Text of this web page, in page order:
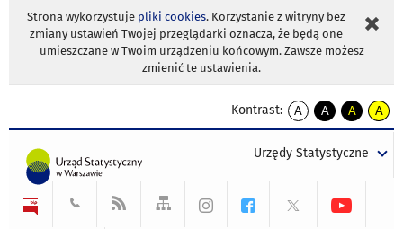
Strona wykorzystuje pliki cookies. Korzystanie z witryny bez
zmiany ustawień Twojej przeglądarki oznacza, że będą one
umieszczane w Twoim urządzeniu końcowym. Zawsze możesz
zmienić te ustawienia.
Kontrast:
A
kontrast
A
kontrast
tekst
czarnym
A
kontrast
tekst
czarnym
A
tekst
żółtym
Urzędy Statystyczne